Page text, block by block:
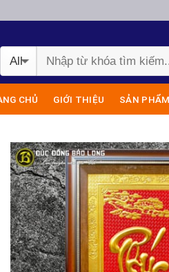
CHỦ GIỚI THIỆU SẢN PHẨM